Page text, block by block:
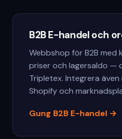
B2B E-handel och
Webbshop för B2B med
priser och lagersaldo —
Tripletex. Integrera även
Shopify och
Gung B2B E-handel →